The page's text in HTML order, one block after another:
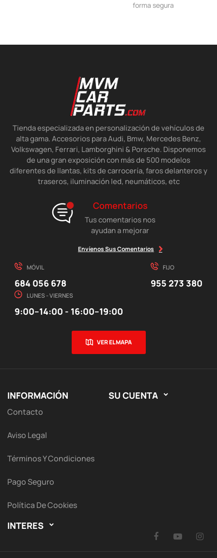
forma segura
Tienda especializada en personalización de vehículos de
alta gama. Accesorios para Audi, Bmw, Mercedes Benz,
Volkswagen, Ferrari, Lamborghini & Porsche. Disponemos
de una gran exposición con más de 500 modelos
diferentes de llantas, kits de carrocería, faros delanteros y
traseros, iluminación led, neumáticos, etc
Comentarios
Tus comentarios nos
ayudan a mejorar
Envíenos Sus Comentarios
MÓVIL
684 056 678
FIJO
955 273 380
LUNES - VIERNES
9:00–14:00 - 16:00–19:00
VER EL MAPA
INFORMACIÓN
Contacto
Aviso Legal
Términos Y Condiciones
Pago Seguro
Política De Cookies
SU CUENTA 
INTERES 
Facebook